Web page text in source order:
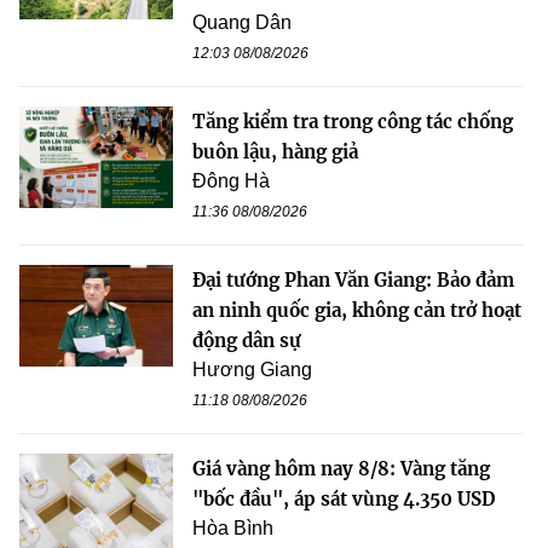
Quang Dân
12:03 08/08/2026
Tăng kiểm tra trong công tác chống
buôn lậu, hàng giả
Đông Hà
11:36 08/08/2026
Đại tướng Phan Văn Giang: Bảo đảm
an ninh quốc gia, không cản trở hoạt
động dân sự
Hương Giang
11:18 08/08/2026
Giá vàng hôm nay 8/8: Vàng tăng
"bốc đầu", áp sát vùng 4.350 USD
Hòa Bình